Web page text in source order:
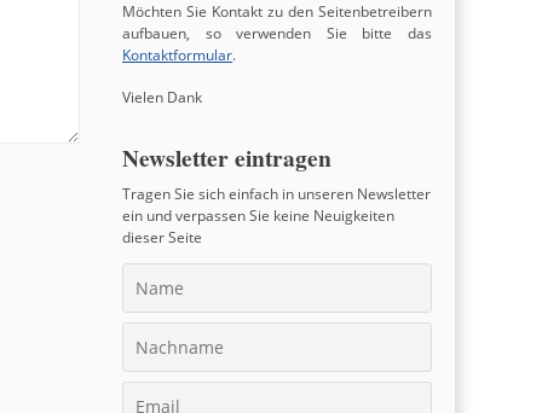
Möchten Sie Kontakt zu den Seitenbetreibern
aufbauen, so verwenden Sie bitte das
Kontaktformular.
Vielen Dank
Newsletter eintragen
Tragen Sie sich einfach in unseren Newsletter
ein und verpassen Sie keine Neuigkeiten
dieser Seite